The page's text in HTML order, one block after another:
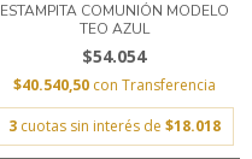
ESTAMPITA COMUNIÓN MODELO
TEO AZUL
$54.054
$40.540,50 con Transferencia
3 cuotas sin interés de $18.018